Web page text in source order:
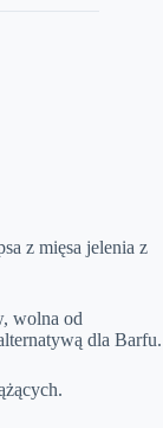
z mięsa jelenia z
wolna od
dla Barfu.